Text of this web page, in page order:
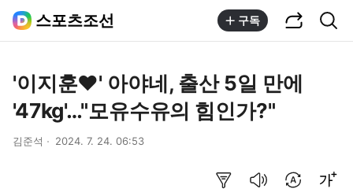
스포츠조선 구독
'이지훈♥' 아야네, 출산 5일 만에
'47kg'…"모유수유의 힘인가?"
김준석 2024. 7. 24. 06:53